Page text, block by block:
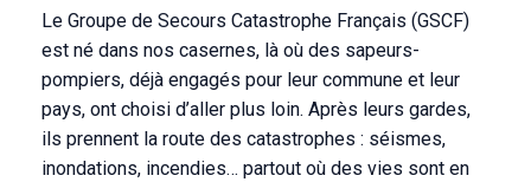
Le Groupe de Secours Catastrophe Français (GSCF)
est né dans nos casernes, là où des sapeurs-
pompiers, déjà engagés pour leur commune et leur
pays, ont choisi d’aller plus loin. Après leurs gardes,
ils prennent la route des catastrophes : séismes,
inondations, incendies… partout où des vies sont en